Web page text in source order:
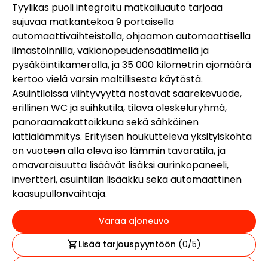
Tyylikäs puoli integroitu matkailuauto tarjoaa
sujuvaa matkantekoa 9 portaisella
automaattivaihteistolla, ohjaamon automaattisella
ilmastoinnilla, vakionopeudensäätimellä ja
pysäköintikameralla, ja 35 000 kilometrin ajomäärä
kertoo vielä varsin maltillisesta käytöstä.
Asuintiloissa viihtyvyyttä nostavat saarekevuode,
erillinen WC ja suihkutila, tilava oleskeluryhmä,
panoraamakattoikkuna sekä sähköinen
lattialämmitys. Erityisen houkutteleva yksityiskohta
on vuoteen alla oleva iso lämmin tavaratila, ja
omavaraisuutta lisäävät lisäksi aurinkopaneeli,
invertteri, asuintilan lisäakku sekä automaattinen
kaasupullonvaihtaja.
Varaa ajoneuvo
Lisää tarjouspyyntöön (0/5)